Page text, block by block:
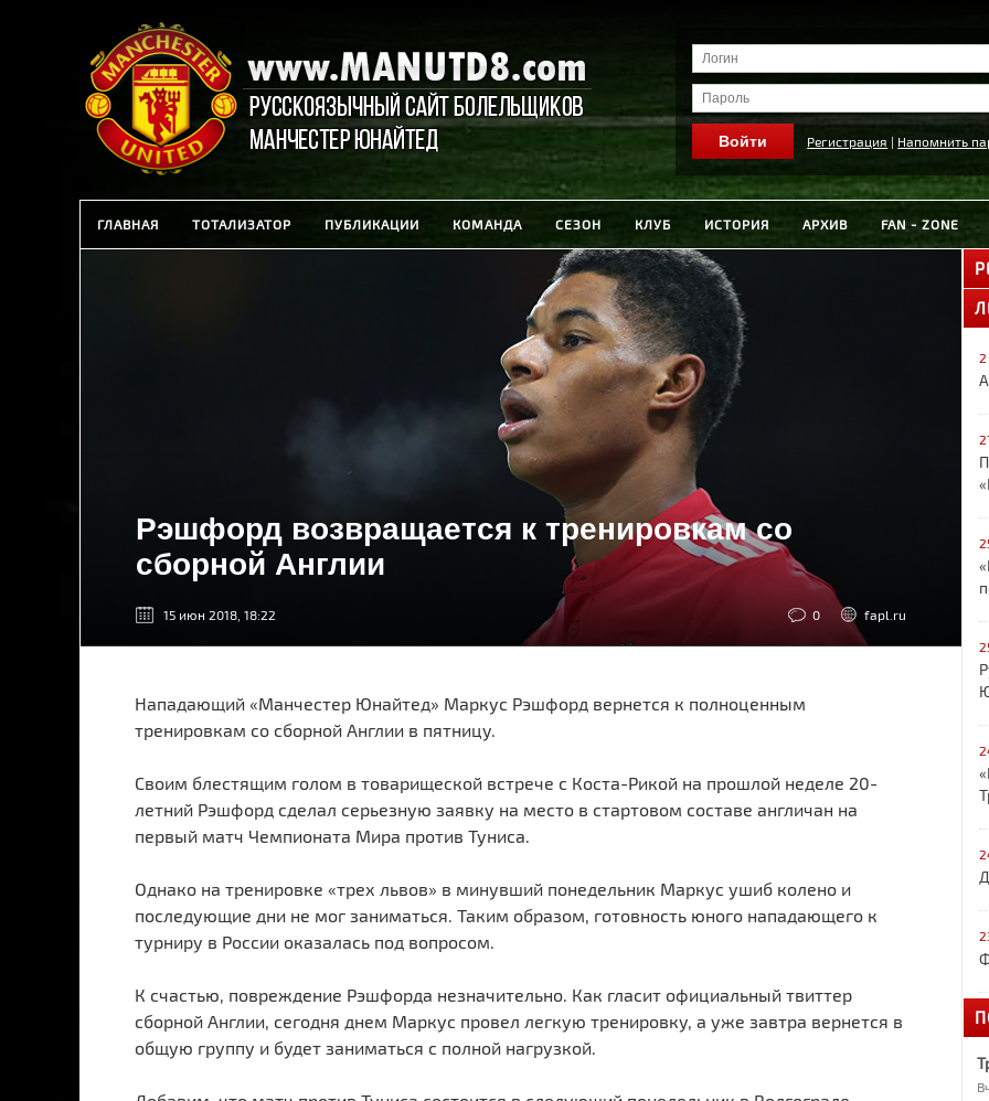
Регистрация | Напомнить
ГЛАВНАЯ ТОТАЛИЗАТОР ПУБЛИКАЦИИ КОМАНДА СЕЗОН КЛУБ ИСТОРИЯ АРХИВ FAN - ZONE
Рэшфорд возвращается к тренировкам со
сборной Англии
15 июн 2018, 18:22 0 fapl.ru
Нападающий «Манчестер Юнайтед» Маркус Рэшфорд вернется к полноценным
тренировкам со сборной Англии в пятницу.
Своим блестящим голом в товарищеской встрече с Коста-Рикой на прошлой неделе 20-
летний Рэшфорд сделал серьезную заявку на место в стартовом составе англичан на
первый матч Чемпионата Мира против Туниса.
Однако на тренировке «трех львов» в минувший понедельник Маркус ушиб колено и
последующие дни не мог заниматься. Таким образом, готовность юного нападающего к
турниру в России оказалась под вопросом.
К счастью, повреждение Рэшфорда незначительно. Как гласит официальный твиттер
сборной Англии, сегодня днем Маркус провел легкую тренировку, а уже завтра вернется в
общую группу и будет заниматься с полной нагрузкой.
2